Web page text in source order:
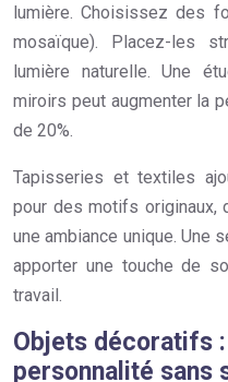
lumière. Choisissez des
mosaïque). Placez-les
lumière naturelle. Une
miroirs peut augmenter la
de 20%.
Tapisseries et textiles
pour des motifs originaux,
une ambiance unique. Une
apporter une touche de
travail.
Objets décoratifs
personnalité sans